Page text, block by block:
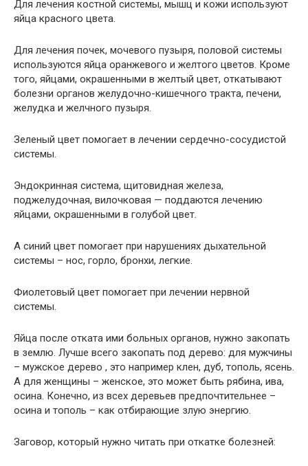
Для лечения костной системы, мышц и кожи используют
яйца красного цвета.
Для лечения почек, мочевого пузыря, половой системы
используются яйца оранжевого и желтого цветов. Кроме
того, яйцами, окрашенными в желтый цвет, откатывают
болезни органов желудочно-кишечного тракта, печени,
желудка и желчного пузыря.
Зеленый цвет помогает в лечении сердечно-сосудистой
системы.
Эндокринная система, щитовидная железа,
поджелудочная, вилочковая — поддаются лечению
яйцами, окрашенными в голубой цвет.
А синий цвет помогает при нарушениях дыхательной
системы – нос, горло, бронхи, легкие.
Фиолетовый цвет помогает при лечении нервной
системы.
Яйца после отката ими больных органов, нужно закопать
в землю. Лучше всего закопать под дерево: для мужчины
– мужское дерево , это например клен, дуб, тополь, ясень.
А для женщины – женское, это может быть рябина, ива,
осина. Конечно, из всех деревьев предпочтительнее –
осина и тополь – как отбирающие злую энергию.
Заговор, который нужно читать при откатке болезней: